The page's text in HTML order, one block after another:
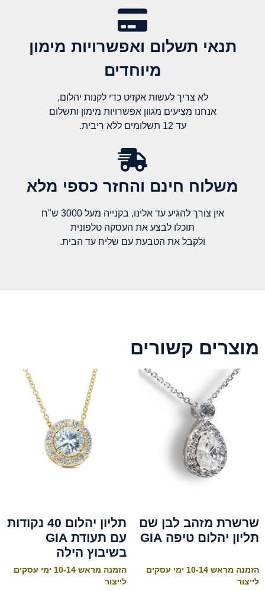
תנאי תשלום ואפשרויות מימון
מיוחדים
לא צריך לעשות אקזיט כדי לקנות יהלום,
אנחנו מציעים מגוון אפשרויות מימון ותשלום
עד 12 תשלומים ללא ריבית.
משלוח חינם והחזר כספי מלא​
אין צורך להגיע עד אלינו, בקנייה מעל 3000 ש"ח
תוכלו לבצע את העסקה טלפונית
ולקבל את הטבעת עם שליח עד הבית.
מוצרים קשורים
שרשרת מזהב לבן שם
תליון יהלום טיפה GIA
הזמנה מראש 10-14 ימי עסקים
לייצור
תליון יהלום 40 נקודות
עם תעודת GIA
בשיבוץ הילה
הזמנה מראש 10-14 ימי עסקים
לייצור